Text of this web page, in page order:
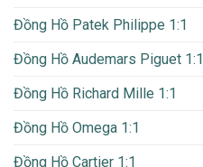
Đồng Hồ Patek Philippe 1:1
Đồng Hồ Audemars Piguet 1:1
Đồng Hồ Richard Mille 1:1
Đồng Hồ Omega 1:1
Đồng Hồ Cartier 1:1